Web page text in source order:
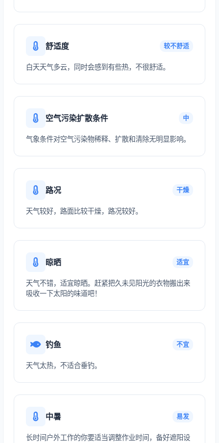
舒适度 较不舒适
白天天气多云，同时会感到有些热，不很舒适。
空气污染扩散条件 中
气象条件对空气污染物稀释、扩散和清除无明显影响。
路况 干燥
天气较好，路面比较干燥，路况较好。
晾晒 适宜
天气不错，适宜晾晒。赶紧把久未见阳光的衣物搬出来
吸收一下太阳的味道吧！
钓鱼 不宜
天气太热，不适合垂钓。
中暑 易发
长时间户外工作的你要适当调整作业时间，备好遮阳设